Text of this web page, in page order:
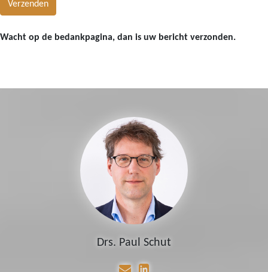
Wacht op de bedankpagina, dan is uw bericht verzonden.
Drs. Paul Schut